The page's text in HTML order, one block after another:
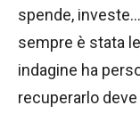
spende,
sempre è stata
indagine ha
recuperarlo